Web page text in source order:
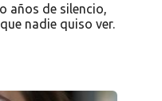
años de silencio,
nadie quiso ver.